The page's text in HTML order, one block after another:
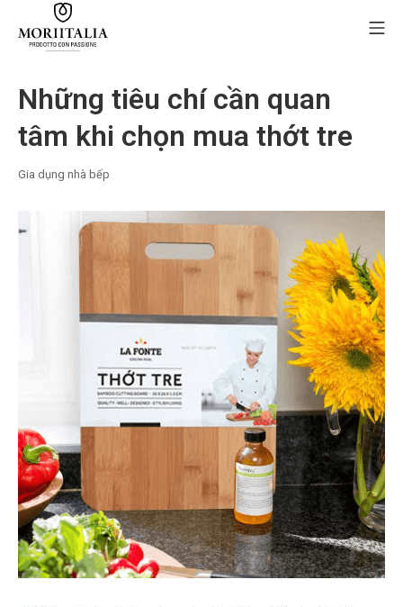
Những tiêu chí cần quan
tâm khi chọn mua thớt tre
Gia dụng nhà bếp